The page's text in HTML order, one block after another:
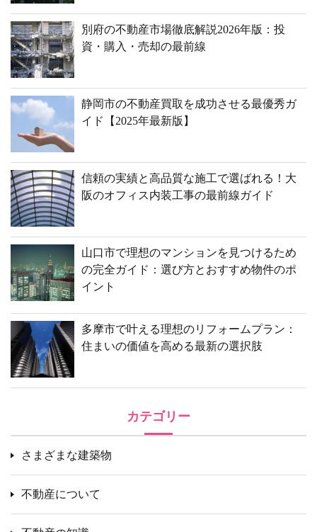
別府の不動産市場徹底解説2026年版：投
資・購入・売却の最前線
静岡市の不動産買取を成功させる最優秀ガ
イド【2025年最新版】
信頼の実績と高品質な施工で選ばれる！大
阪のオフィス内装工事の最前線ガイド
山口市で理想のマンションを見つけるため
の完全ガイド：選び方とおすすめ物件のポ
イント
多摩市で叶える理想のリフォームプラン：
住まいの価値を高める最新の選択肢
カテゴリー
さまざまな建築物
不動産について